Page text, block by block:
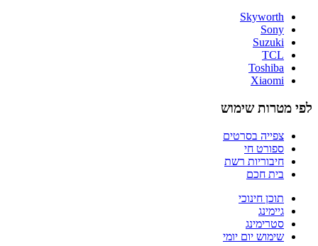
Skyworth
Sony
Suzuki
TCL
Toshiba
Xiaomi
לפי מטרות שימוש
צפייה בסרטים
ספורט חי
חיבוריות רשת
בית חכם
תוכן חינוכי
גיימינג
סטרימינג
שימוש יום יומי